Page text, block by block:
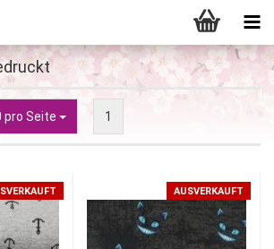
pro Seite
Seite 1
AUSVERKAUFT